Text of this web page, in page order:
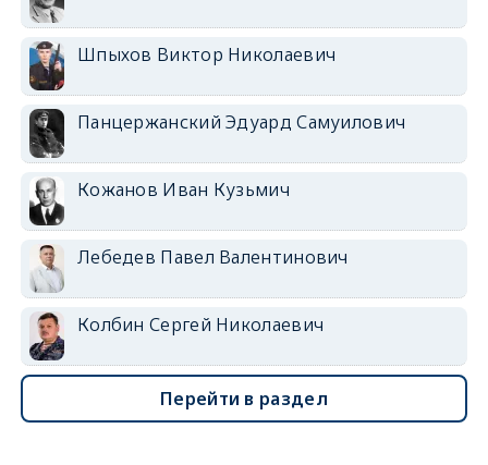
Шпыхов Виктор Николаевич
Панцержанский Эдуард Самуилович
Кожанов Иван Кузьмич
Лебедев Павел Валентинович
Колбин Сергей Николаевич
Перейти в раздел